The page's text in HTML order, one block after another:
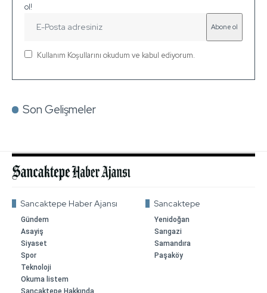
ol!
Kullanım Koşullarını okudum ve kabul ediyorum.
Son Gelişmeler
Sancaktepe Haber Ajansı
Gündem
Asayiş
Siyaset
Spor
Teknoloji
Okuma listem
Sancaktepe Hakkında
Sancaktepe
Yenidoğan
Sarıgazi
Samandıra
Paşaköy